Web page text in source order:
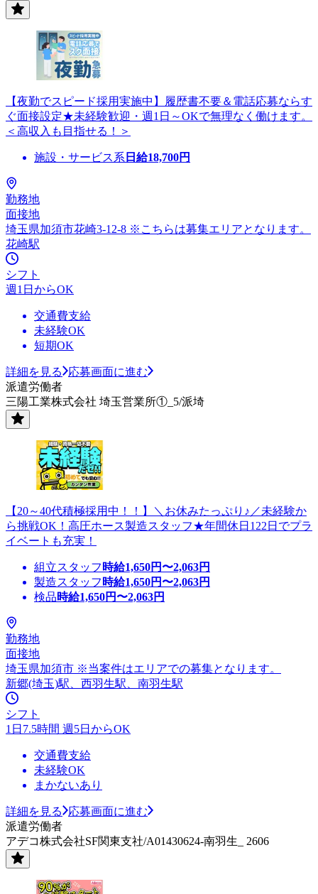
【夜勤でスピード採用実施中】履歴書不要＆電話応募ならす
ぐ面接設定★未経験歓迎・週1日～OKで無理なく働けます。
＜高収入も目指せる！＞
施設・サービス系 日給18,700円
勤務地
面接地
埼玉県加須市花崎3-12-8 ※こちらは募集エリアとなります。
花崎駅
シフト
週1日からOK
交通費支給
未経験OK
短期OK
詳細を見る
応募画面に進む
派遣労働者
三陽工業株式会社 埼玉営業所①_5/派埼
【20～40代積極採用中！！】＼お休みたっぷり♪／未経験か
ら挑戦OK！高圧ホース製造スタッフ★年間休日122日でプラ
イベートも充実！
組立スタッフ 時給1,650円〜2,063円
製造スタッフ 時給1,650円〜2,063円
検品時給1,650円〜2,063円
勤務地
面接地
埼玉県加須市 ※当案件はエリアでの募集となります。
新郷(埼玉)駅、西羽生駅、南羽生駅
シフト
1日7.5時間 週5日からOK
交通費支給
未経験OK
まかないあり
詳細を見る
応募画面に進む
派遣労働者
アデコ株式会社SF関東支社/A01430624-南羽生_ 2606